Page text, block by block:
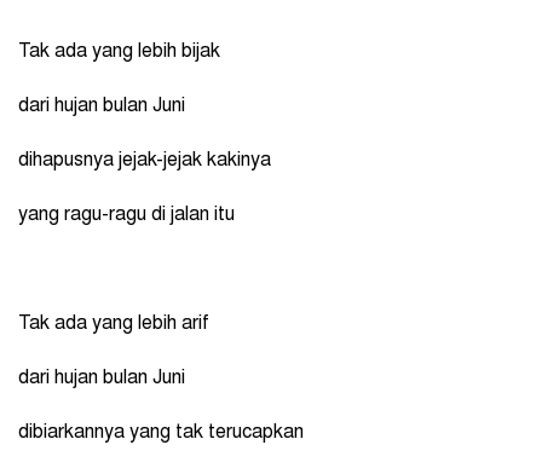
Tak ada yang lebih bijak
dari hujan bulan Juni
dihapusnya jejak-jejak kakinya
yang ragu-ragu di jalan itu
Tak ada yang lebih arif
dari hujan bulan Juni
dibiarkannya yang tak terucapkan